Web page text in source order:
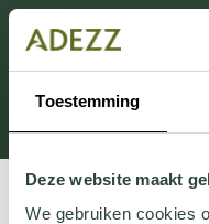
Toestemming
Deze website maakt
We gebruiken cookies
Ten dział jest
informacji.
możesz zadzwonić